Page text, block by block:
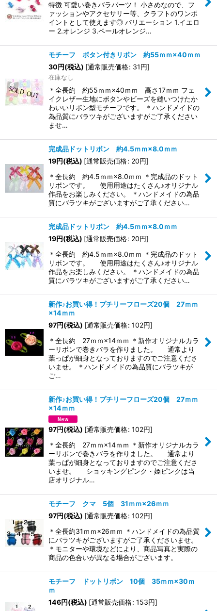
特徴 可愛い巻きバラパーツ！ 小さめなので、フ
ァッションやアクセサリー等、クラフトのワンポ
イントとして使えます◎ バリエーション 1.イエロ
ー 2.オレンジ 3.ペールオレンジ…
モチーフ ボタン付きリボン 約55ｍｍ×40ｍｍ
30円(税込) [通常販売価格: 31円]
在庫なし
＊全長約 約55ｍｍ×40ｍｍ 高さ17ｍｍ フェ
イクレザー生地にボタンやビーズを縫いつけたか
わいいリボン型モチーフです。 ＊ハンドメイドの
為品質にバラツキがございますがご了承ください
ませ…
完成品ドットリボン 約4.5ｍｍ×8.0ｍｍ
19円(税込) [通常販売価格: 20円]
＊全長約 約4.5ｍｍ×8.0ｍｍ ＊完成品のドット
リボンです。 使用用途はたくさん♪オリジナル
作品をお楽しみください。 ＊ハンドメイドの為品
質にバラツキがございますがご了承ください…
完成品ドットリボン 約4.5ｍｍ×8.0ｍｍ
19円(税込) [通常販売価格: 20円]
＊全長約 約4.5ｍｍ×8.0ｍｍ ＊完成品のドット
リボンです。 使用用途はたくさん♪オリジナル
作品をお楽しみください。 ＊ハンドメイドの為品
質にバラツキがございますがご了承ください…
新作♪お買い得！プチリーフローズ20個 27ｍｍ
×14ｍｍ
97円(税込) [通常販売価格: 102円]
＊全長約 27ｍｍ×14ｍｍ ＊新作オリジナルカラ
ーリボンで巻きバラを作りました。 通常より
葉っぱが細身となっておりますのでご注意くださ
いませ。 ＊ハンドメイドの為品質にバラツキが
ご…
新作♪お買い得！プチリーフローズ20個 27ｍｍ
×14ｍｍ
97円(税込) [通常販売価格: 102円]
＊全長約 27ｍｍ×14ｍｍ ＊新作オリジナルカラ
ーリボンで巻きバラを作りました。 通常より
葉っぱが細身となっておりますのでご注意くださ
いませ。 ショッキングピンク・姫ピンクは当
店オリジナル…
モチーフ クマ 5個 31ｍｍ×26ｍｍ
97円(税込) [通常販売価格: 102円]
＊全長約31ｍｍ×26ｍｍ ＊ハンドメイドの為品質
にバラツキがございますがご了承くださいませ。
＊モニターや環境などにより、商品写真と実際の
商品の色合いが異なる場合がございます。
モチーフ ドットリボン 10個 35ｍｍ×30ｍ
ｍ
146円(税込) [通常販売価格: 153円]